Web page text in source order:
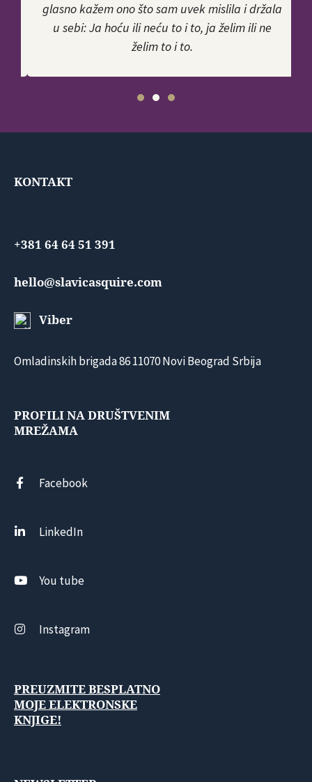
glasno kažem ono što sam uvek mislila i držala
u sebi: Ja hoću ili neću to i to, ja želim ili ne
želim to i to.
KONTAKT
+381 64 64 51 391
hello@slavicasquire.com
Viber
Omladinskih brigada 86 11070 Novi Beograd Srbija
PROFILI NA DRUŠTVENIM
MREŽAMA
Facebook
LinkedIn
You tube
Instagram
PREUZMITE BESPLATNO
MOJE ELEKTRONSKE
KNJIGE!